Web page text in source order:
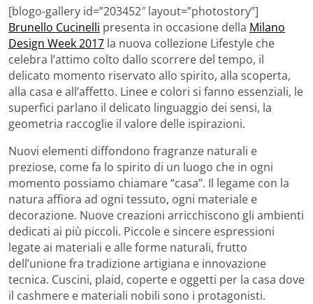
[blogo-gallery id=”203452″ layout=”photostory”]
Brunello Cucinelli presenta in occasione della Milano
Design Week 2017 la nuova collezione Lifestyle che
celebra l’attimo colto dallo scorrere del tempo, il
delicato momento riservato allo spirito, alla scoperta,
alla casa e all’affetto. Linee e colori si fanno essenziali, le
superfici parlano il delicato linguaggio dei sensi, la
geometria raccoglie il valore delle ispirazioni.
Nuovi elementi diffondono fragranze naturali e
preziose, come fa lo spirito di un luogo che in ogni
momento possiamo chiamare “casa”. Il legame con la
natura affiora ad ogni tessuto, ogni materiale e
decorazione. Nuove creazioni arricchiscono gli ambienti
dedicati ai più piccoli. Piccole e sincere espressioni
legate ai materiali e alle forme naturali, frutto
dell’unione fra tradizione artigiana e innovazione
tecnica. Cuscini, plaid, coperte e oggetti per la casa dove
il cashmere e materiali nobili sono i protagonisti.